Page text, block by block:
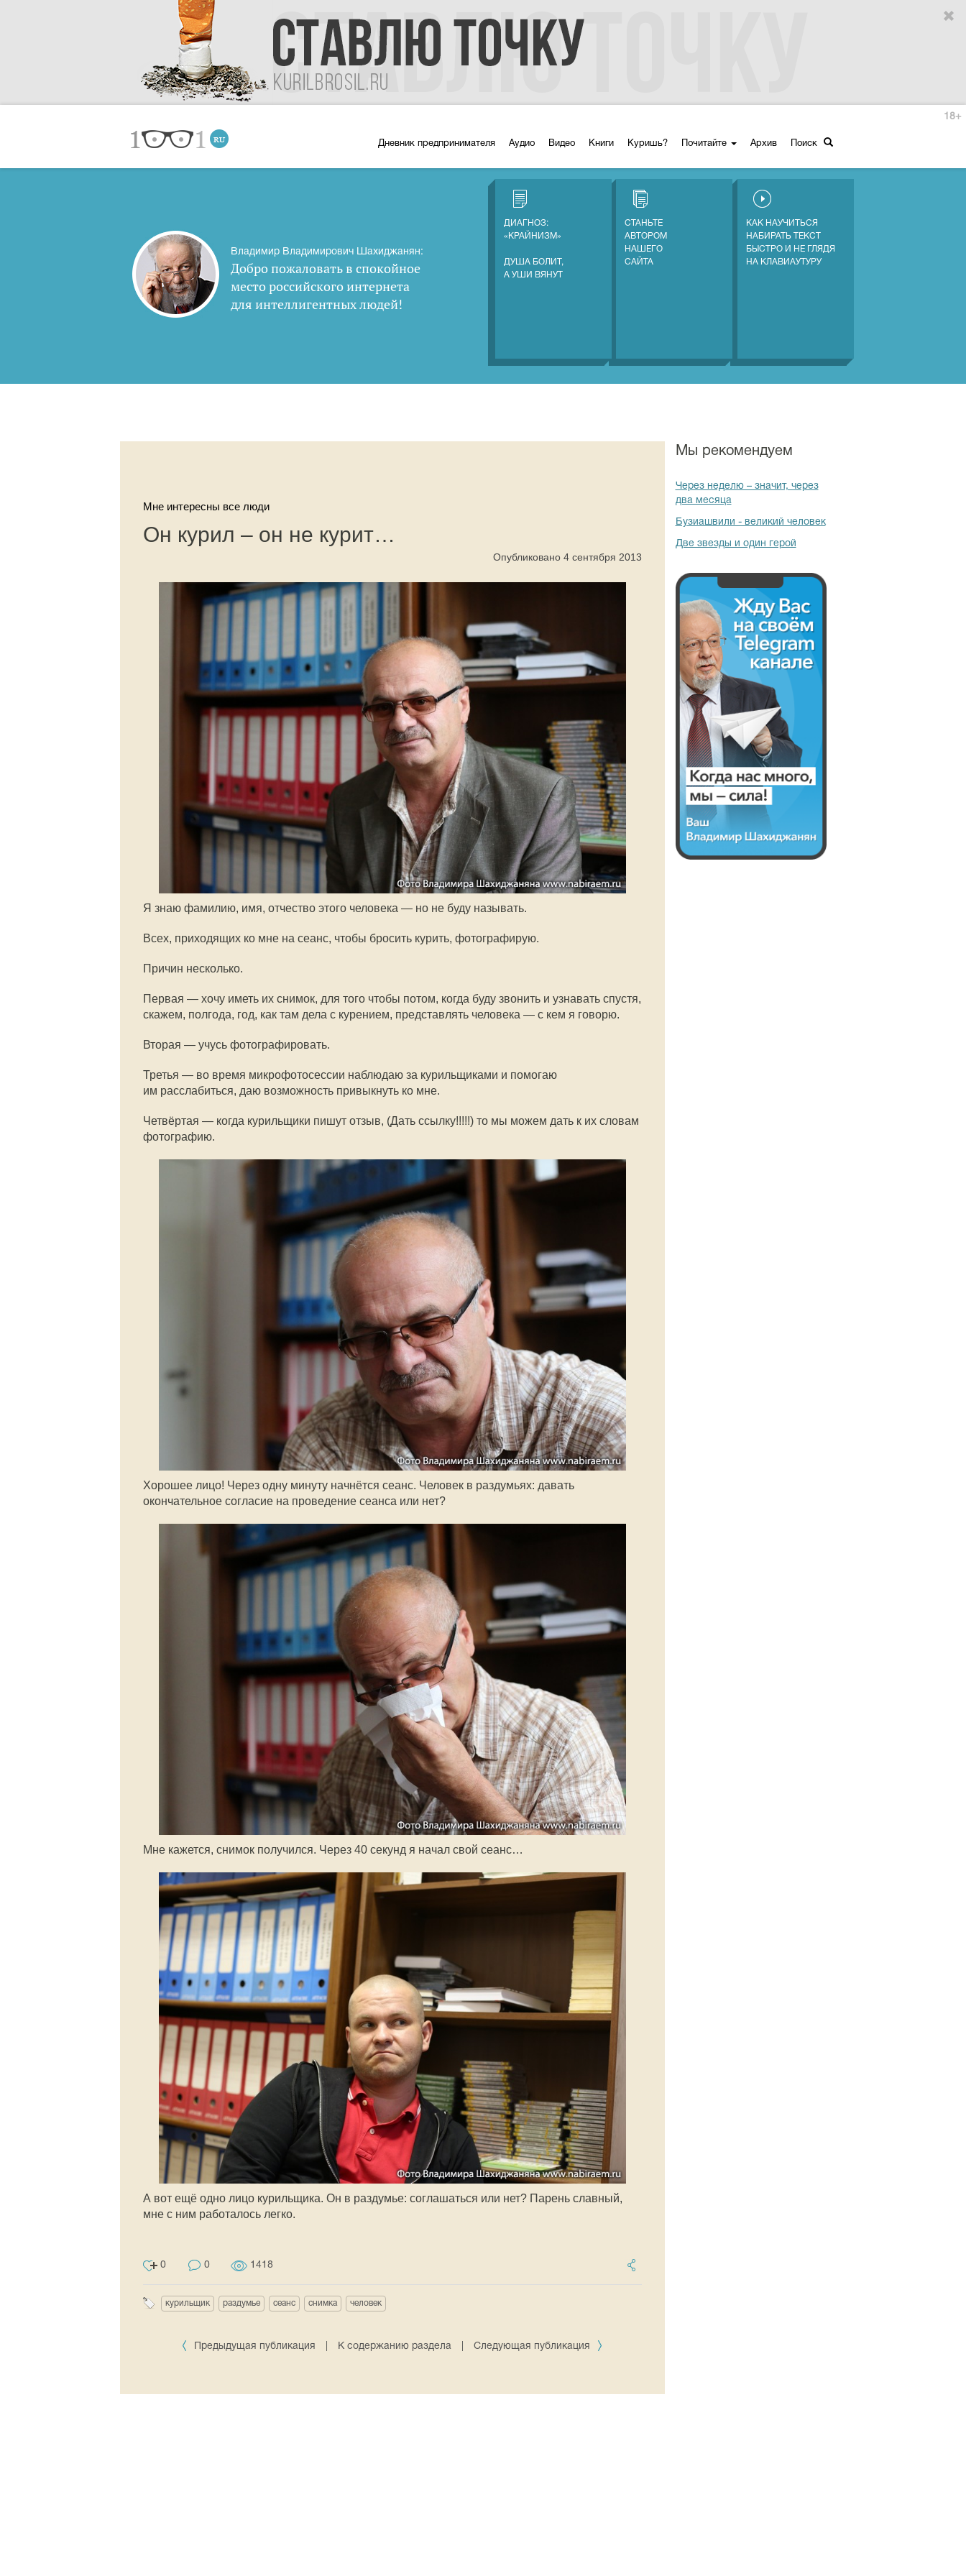
Дневник предпринимателя Аудио Видео Книги Куришь? Почитайте Архив Поиск
18+
Владимир Владимирович Шахиджанян:
Добро пожаловать в спокойное
место российского интернета
для интеллигентных людей!
ДИАГНОЗ:
«КРАЙНИЗМ»
ДУША БОЛИТ,
А УШИ ВЯНУТ
СТАНЬТЕ
АВТОРОМ
НАШЕГО
САЙТА
КАК НАУЧИТЬСЯ
НАБИРАТЬ ТЕКСТ
БЫСТРО И НЕ ГЛЯДЯ
НА КЛАВИАУТУРУ
Мне интересны все люди
Он курил – он не курит…
Опубликовано 4 сентября 2013
Я знаю фамилию, имя, отчество этого человека — но не буду называть.
Всех, приходящих ко мне на сеанс, чтобы бросить курить, фотографирую.
Причин несколько.
Первая — хочу иметь их снимок, для того чтобы потом, когда буду звонить и узнавать спустя,
скажем, полгода, год, как там дела с курением, представлять человека — с кем я говорю.
Вторая — учусь фотографировать.
Третья — во время микрофотосессии наблюдаю за курильщиками и помогаю
им расслабиться, даю возможность привыкнуть ко мне.
Четвёртая — когда курильщики пишут отзыв, (Дать ссылку!!!!!) то мы можем дать к их словам
фотографию.
Хорошее лицо! Через одну минуту начнётся сеанс. Человек в раздумьях: давать
окончательное согласие на проведение сеанса или нет?
Мне кажется, снимок получился. Через 40 секунд я начал свой сеанс…
А вот ещё одно лицо курильщика. Он в раздумье: соглашаться или нет? Парень славный,
мне с ним работалось легко.
0 0 1418
курильщик раздумье сеанс снимка человек
Предыдущая публикация К содержанию раздела Следующая публикация
Мы рекомендуем
Через неделю – значит, через
два месяца
Бузиашвили - великий человек
Две звезды и один герой